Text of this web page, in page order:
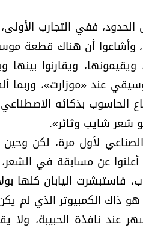
ففي التجارب
وأشاعوا أن هناك قطعة
ويقارنوا
عند «موزارت»، وربما
بذكائه
شعر شايب وثائر».
لأول مرة، لكن
عن مسابقة في الشعر،
فاستبشرت اليابان كلها
ذاك الكمبيوتر الذي لم
عند نافذة الحبيبة، ولا